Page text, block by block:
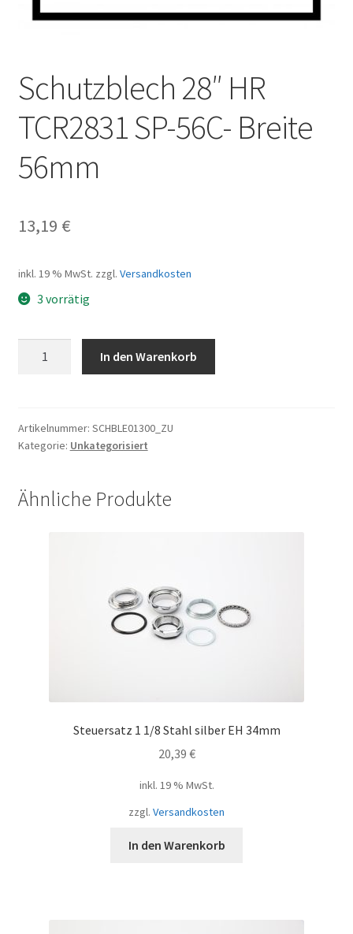
Vertrag widerrufen
Widerrufsbelehrung
Zahlungsarten
Schutzblech 28″ HR
TCR2831 SP-56C- Breite
56mm
13,19 €
inkl. 19 % MwSt. zzgl. Versandkosten
3 vorrätig
SP-
56C-
56mm
Menge
In den Warenkorb
Artikelnummer: SCHBLE01300_ZU
Kategorie: Unkategorisiert
Ähnliche Produkte
Steuersatz 1 1/8 Stahl silber EH 34mm
20,39 €
inkl. 19 % MwSt.
zzgl. Versandkosten
In den Warenkorb